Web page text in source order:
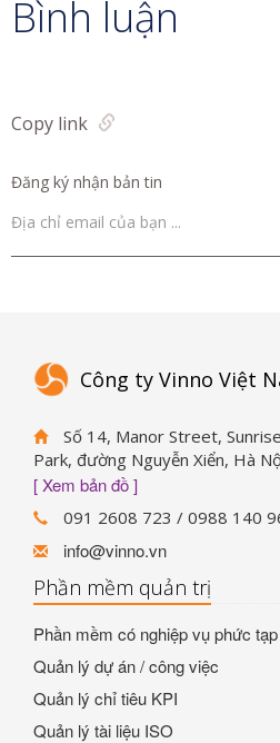
Bình luận
Copy link
Đăng ký nhận bản tin
Công ty Vinno Việt
Số 14, Manor Street,
Park, đường Nguyễn Xiển, Hà
[ Xem bản đồ ]
091 2608 723 / 0988 140
info@vinno.vn
Phần mềm quản trị
Phần mềm có nghiệp vụ phức tạp
Quản lý dự án / công việc
Quản lý chỉ tiêu KPI
Quản lý tài liệu ISO